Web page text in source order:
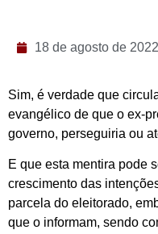
18 de agosto de 2022
Sim, é verdade que
evangélico de que o ex-
governo, perseguiria ou
E que esta mentira pode
crescimento das
parcela do eleitorado,
que o informam, sendo